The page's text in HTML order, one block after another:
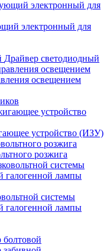
электронный для
Драйвер светодиодный
освещением
устройство (ИЗУ)
розжига
системы
галогенной лампы
болтовой